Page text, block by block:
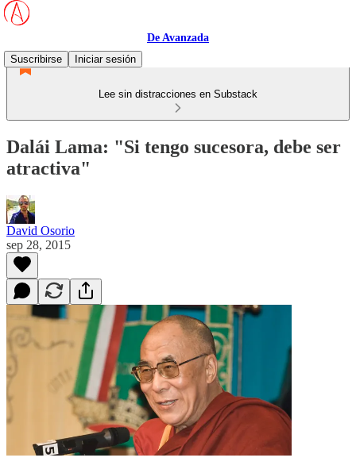
De Avanzada
Suscribirse
Iniciar sesión
Lee sin distracciones en Substack
Dalái Lama: "Si tengo sucesora, debe ser
atractiva"
David Osorio
sep 28, 2015